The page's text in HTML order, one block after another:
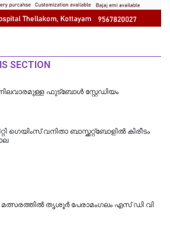
SECTION
ഫുട്ബോൾ സ്റ്റേഡിയം
ഗെയിംസ് വനിതാ ബാസ്ക്കറ്റ്ബോളില്‍ കിരീടം
തൃശൂർ പേരാമംഗലം എസ് ഡി വി